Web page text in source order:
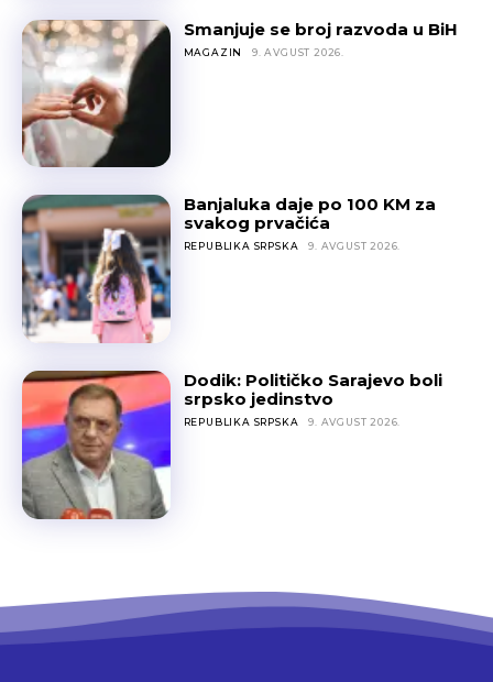
Smanjuje se broj razvoda u BiH
MAGAZIN 9. AVGUST 2026.
Banjaluka daje po 100 KM za
svakog prvačića
REPUBLIKA SRPSKA 9. AVGUST 2026.
Dodik: Političko Sarajevo boli
srpsko jedinstvo
REPUBLIKA SRPSKA 9. AVGUST 2026.